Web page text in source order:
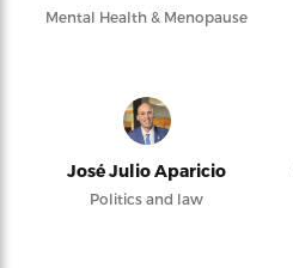
Mental Health & Menopause
José Julio Aparicio
Politics and law